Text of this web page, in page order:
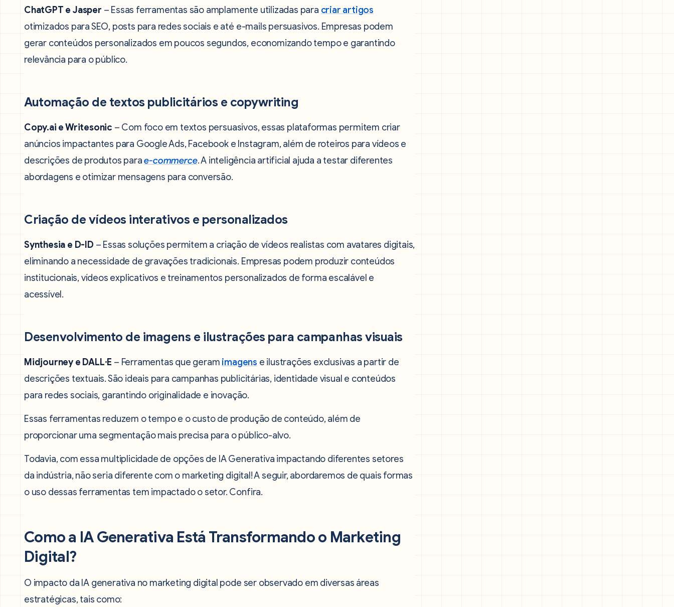
ChatGPT e Jasper – Essas ferramentas são amplamente utilizadas para criar artigos
otimizados para SEO, posts para redes sociais e até e-mails persuasivos. Empresas podem
gerar conteúdos personalizados em poucos segundos, economizando tempo e garantindo
relevância para o público.
Automação de textos publicitários e copywriting
Copy.ai e Writesonic – Com foco em textos persuasivos, essas plataformas permitem criar
anúncios impactantes para Google Ads, Facebook e Instagram, além de roteiros para vídeos e
descrições de produtos parae-commerce. A inteligência artificial ajuda a testar diferentes
abordagens e otimizar mensagens para conversão.
Criação de vídeos interativos e personalizados
Synthesia e D-ID – Essas soluções permitem a criação de vídeos realistas com avatares digitais,
eliminando a necessidade de gravações tradicionais. Empresas podem produzir conteúdos
institucionais, vídeos explicativos e treinamentos personalizados de forma escalável e
acessível.
Desenvolvimento de imagens e ilustrações para campanhas visuais
Midjourney e DALL·E – Ferramentas que geram imagens e ilustrações exclusivas a partir de
descrições textuais. São ideais para campanhas publicitárias, identidade visual e conteúdos
para redes sociais, garantindo originalidade e inovação.
Essas ferramentas reduzem o tempo e o custo de produção de conteúdo, além de
proporcionar uma segmentação mais precisa para o público-alvo.
Todavia, com essa multiplicidade de opções de IA Generativa impactando diferentes setores
da indústria, não seria diferente com o marketing digital! A seguir, abordaremos de quais formas
o uso dessas ferramentas tem impactado o setor. Confira.
Como a IA Generativa Está Transformando o Marketing
Digital?
O impacto da IA generativa no marketing digital pode ser observado em diversas áreas
estratégicas, tais como: